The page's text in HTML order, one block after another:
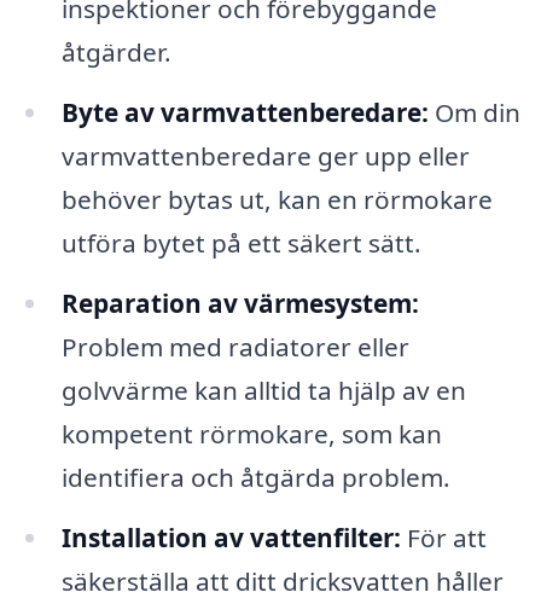
inspektioner och förebyggande
åtgärder.
Byte av varmvattenberedare: Om din
varmvattenberedare ger upp eller
behöver bytas ut, kan en rörmokare
utföra bytet på ett säkert sätt.
Reparation av värmesystem:
Problem med radiatorer eller
golvvärme kan alltid ta hjälp av en
kompetent rörmokare, som kan
identifiera och åtgärda problem.
Installation av vattenfilter: För att
säkerställa att ditt dricksvatten håller